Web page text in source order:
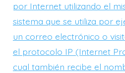
por Internet utilizando el
sistema que se utiliza por
un correo electrónico o
el protocolo IP (Internet
cual también recibe el